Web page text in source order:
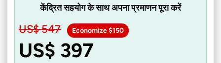
केंद्रित सहयोग के साथ अपना प्रमाणन पूरा करें
US$ 547 Economize $150
US$ 397